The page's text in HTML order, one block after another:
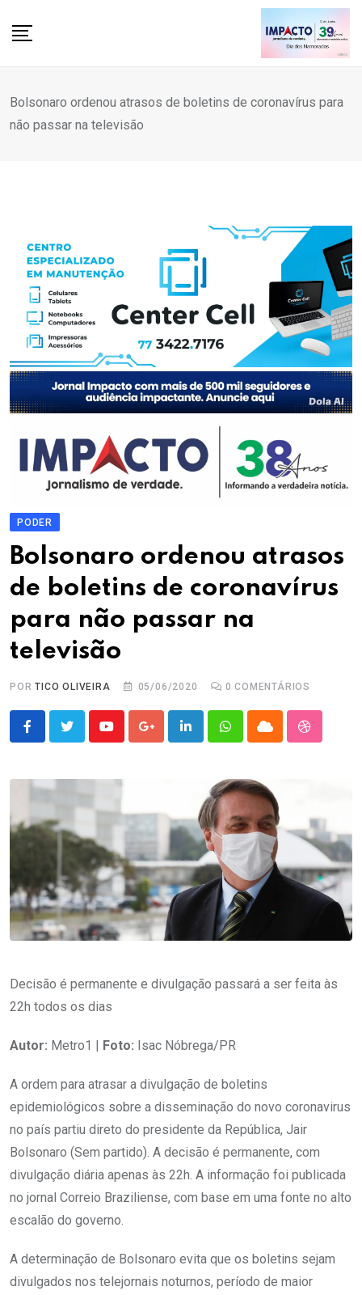
Bolsonaro ordenou atrasos de boletins de coronavírus para
não passar na televisão
PODER
Bolsonaro ordenou atrasos
de boletins de coronavírus
para não passar na
televisão
PORTICO OLIVEIRA 05/06/2020 0 COMENTÁRIOS
YoutubeGoogle+LinkedInWhatsappCloud
Decisão é permanente e divulgação passará a ser feita às
22h todos os dias
Autor: Metro1 | Foto: Isac Nóbrega/PR
A ordem para atrasar a divulgação de boletins
epidemiológicos sobre a disseminação do novo coronavirus
no país partiu direto do presidente da República, Jair
Bolsonaro (Sem partido). A decisão é permanente, com
divulgação diária apenas às 22h. A informação foi publicada
no jornal Correio Braziliense, com base em uma fonte no alto
escalão do governo.
A determinação de Bolsonaro evita que os boletins sejam
divulgados nos telejornais noturnos, período de maior